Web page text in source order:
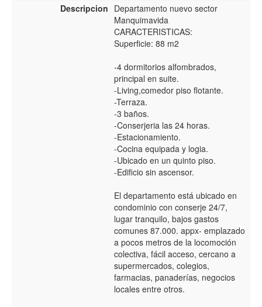
Descripcion Departamento nuevo sector
Manquimavida
CARACTERISTICAS:
Superficie: 88 m2
-4 dormitorios alfombrados,
principal en suite.
-Living,comedor piso flotante.
-Terraza.
-3 baños.
-Conserjeria las 24 horas.
-Estacionamiento.
-Cocina equipada y logia.
-Ubicado en un quinto piso.
-Edificio sin ascensor.
El departamento está ubicado en
condominio con conserje 24/7,
lugar tranquilo, bajos gastos
comunes 87.000. appx- emplazado
a pocos metros de la locomoción
colectiva, fácil acceso, cercano a
supermercados, colegios,
farmacias, panaderías, negocios
locales entre otros.